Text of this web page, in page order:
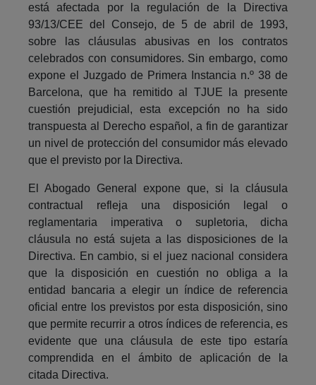
está afectada por la regulación de la Directiva
93/13/CEE del Consejo, de 5 de abril de 1993,
sobre las cláusulas abusivas en los contratos
celebrados con consumidores. Sin embargo, como
expone el Juzgado de Primera Instancia n.º 38 de
Barcelona, que ha remitido al TJUE la presente
cuestión prejudicial, esta excepción no ha sido
transpuesta al Derecho español, a fin de garantizar
un nivel de protección del consumidor más elevado
que el previsto por la Directiva.
El Abogado General expone que, si la cláusula
contractual refleja una disposición legal o
reglamentaria imperativa o supletoria, dicha
cláusula no está sujeta a las disposiciones de la
Directiva. En cambio, si el juez nacional considera
que la disposición en cuestión no obliga a la
entidad bancaria a elegir un índice de referencia
oficial entre los previstos por esta disposición, sino
que permite recurrir a otros índices de referencia, es
evidente que una cláusula de este tipo estaría
comprendida en el ámbito de aplicación de la
citada Directiva.